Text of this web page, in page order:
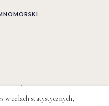
w celach statystycznych,